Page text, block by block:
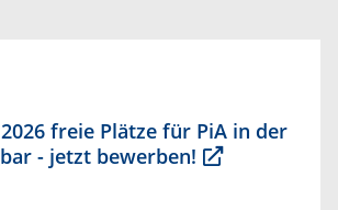
freie Plätze für PiA in der
- jetzt bewerben!